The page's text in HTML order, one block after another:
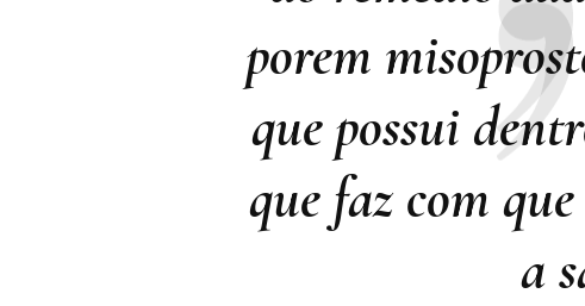
porem
que possui
que faz com
a